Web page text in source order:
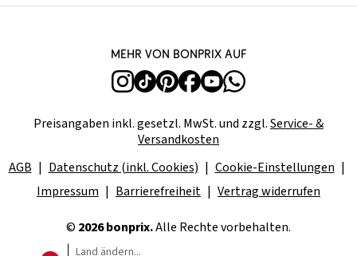
Mehr von bonprix auf
Preisangaben inkl. gesetzl. MwSt. und zzgl.Service- &
Versandkosten
AGB
Datenschutz (inkl. Cookies)
Cookie-Einstellungen
Impressum
Barrierefreiheit Vertrag widerrufen
© 2026 bonprix.Alle Rechte vorbehalten.
Land ändern...